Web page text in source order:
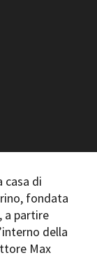
storia!
Immagini e
Torino di Paolo
casa di
fondata
a partire
della
Max